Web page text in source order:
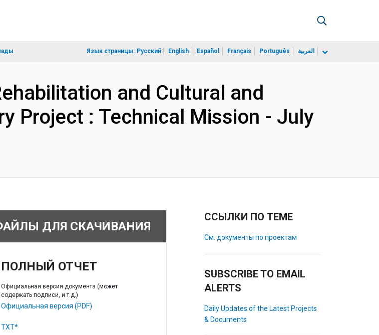
Язык страницы: Русский English Español Français Português العربية
and Cultural and
Project : Technical Mission - July
ДЛЯ СКАЧИВАНИЯ
ПОЛНЫЙ ОТЧЕТ
Официальная версия документа (может
содержать подписи, и т.д.)
Официальная версия (PDF)
TXT*
ССЫЛКИ ПО ТЕМЕ
См. документы по проектам
SUBSCRIBE TO EMAIL
ALERTS
Daily Updates of the Latest Projects
& Documents